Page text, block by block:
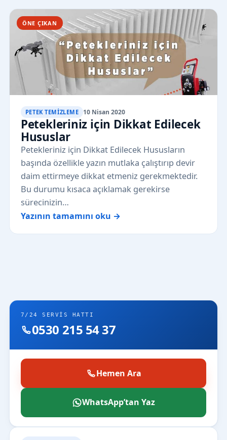
ÖNE ÇIKAN
PETEK TEMIZLEME 10 Nisan 2020
Petekleriniz için Dikkat Edilecek
Hususlar
Petekleriniz için Dikkat Edilecek Hususların
başında özellikle yazın mutlaka çalıştırıp devir
daim ettirmeye dikkat etmeniz gerekmektedir.
Bu durumu kısaca açıklamak gerekirse
sürecinizin…
Yazının tamamını oku →
7/24 SERVIS HATTI
0530 215 54 37
Hemen Ara
WhatsApp’tan Yaz